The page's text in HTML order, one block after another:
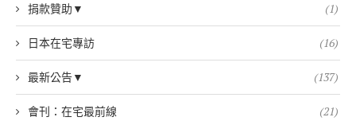
捐款贊助▼ (1)
日本在宅專訪 (16)
最新公告▼ (137)
會刊：在宅最前線 (21)